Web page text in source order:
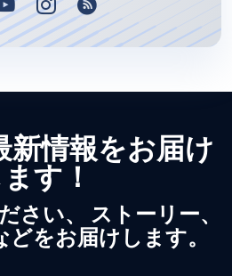
新情報をお届け
す！
さい、 ストーリー、
をお届けします。